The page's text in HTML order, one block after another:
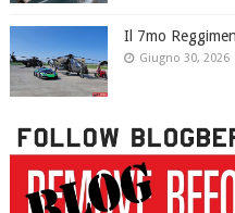
Il 7mo
Giugno 30, 2026